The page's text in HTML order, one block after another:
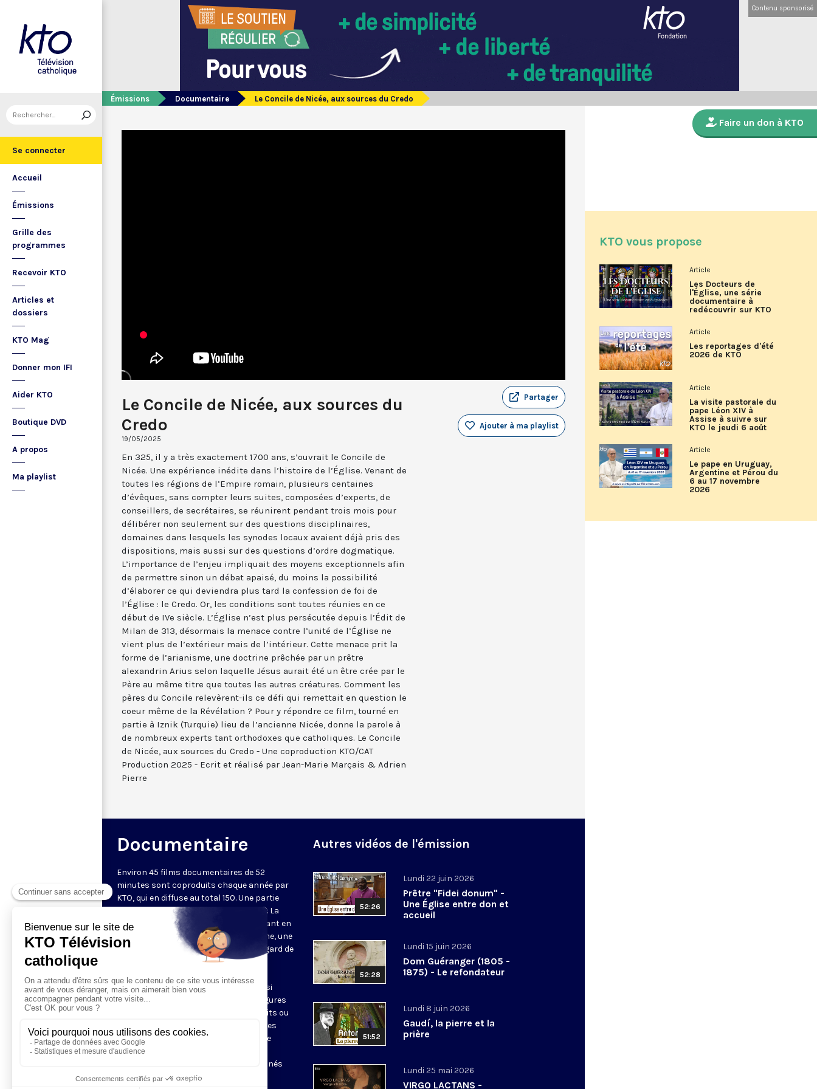
Se connecter
Accueil
Émissions
Grille des
programmes
Recevoir KTO
Articles et
dossiers
KTO Mag
Donner mon IFI
Aider KTO
Boutique DVD
A propos
Ma playlist
Contenu sponsorisé
Émissions Documentaire Le Concile de Nicée, aux sources du Credo
Le Concile de Nicée, aux sources du
Credo
19/05/2025
Partager
Ajouter à ma playlist
En 325, il y a très exactement 1700 ans, s’ouvrait le Concile de
Nicée. Une expérience inédite dans l’histoire de l’Église. Venant de
toutes les régions de l’Empire romain, plusieurs centaines
d’évêques, sans compter leurs suites, composées d’experts, de
conseillers, de secrétaires, se réunirent pendant trois mois pour
délibérer non seulement sur des questions disciplinaires,
domaines dans lesquels les synodes locaux avaient déjà pris des
dispositions, mais aussi sur des questions d’ordre dogmatique.
L’importance de l’enjeu impliquait des moyens exceptionnels afin
de permettre sinon un débat apaisé, du moins la possibilité
d’élaborer ce qui deviendra plus tard la confession de foi de
l’Église : le Credo. Or, les conditions sont toutes réunies en ce
début de IVe siècle. L’Église n’est plus persécutée depuis l’Édit de
Milan de 313, désormais la menace contre l’unité de l’Église ne
vient plus de l’extérieur mais de l’intérieur. Cette menace prit la
forme de l’arianisme, une doctrine prêchée par un prêtre
alexandrin Arius selon laquelle Jésus aurait été un être crée par le
Père au même titre que toutes les autres créatures. Comment les
pères du Concile relevèrent-ils ce défi qui remettait en question le
coeur même de la Révélation ? Pour y répondre ce film, tourné en
partie à Iznik (Turquie) lieu de l’ancienne Nicée, donne la parole à
de nombreux experts tant orthodoxes que catholiques. Le Concile
de Nicée, aux sources du Credo - Une coproduction KTO/CAT
Production 2025 - Ecrit et réalisé par Jean-Marie Marçais & Adrien
Pierre
Documentaire
Environ 45 films documentaires de 52
minutes sont coproduits chaque année par
KTO, qui en diffuse au total 150. Une partie
d'entre eux est disponible sur Internet. La
chaîne privilégie des documents mettant en
valeur une vision chrétienne de l'homme, une
lecture des questions de société au regard de
la doctrine sociale de l'Église, une
chrétien. Les documentaires sont aussi
l'occasion de découvrir des grandes figures
du christianisme, à travers des portraits ou
des récits, et de partir à la rencontre des
communautés chrétiennes à travers le
monde. Ces films sont régulièrement
remarqués dans la presse et sélectionnés
dans les festivals.
Autres vidéos de l'émission
52:26
Lundi 22 juin 2026
Prêtre "Fidei donum" -
Une Église entre don et
accueil
52:28
Lundi 15 juin 2026
Dom Guéranger (1805 -
1875) - Le refondateur
51:52
Lundi 8 juin 2026
Gaudí, la pierre et la
prière
Lundi 25 mai 2026
VIRGO LACTANS -
Faire un don à KTO
KTO vous propose
Article
Les Docteurs de
l'Église, une série
documentaire à
redécouvrir sur KTO
Article
Les reportages d'été
2026 de KTO
Article
La visite pastorale du
pape Léon XIV à
Assise à suivre sur
KTO le jeudi 6 août
Article
Le pape en Uruguay,
Argentine et Pérou du
6 au 17 novembre
2026